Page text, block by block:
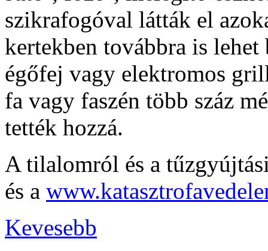
szikrafogóval látták el
kertekben továbbra is
égőfej vagy elektromos
fa vagy faszén több száz
tették hozzá.
A tilalomról és a
és a
Kevesebb